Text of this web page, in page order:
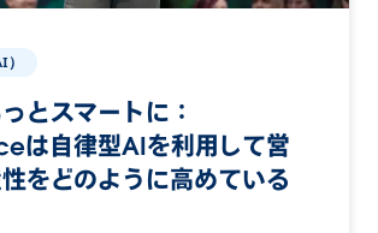
とスマートに：
は自律型AIを利用して営
をどのように高めている